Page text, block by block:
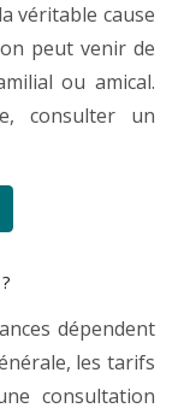
véritable cause
peut venir de
ou amical.
consulter un
dépendent
les tarifs
consultation